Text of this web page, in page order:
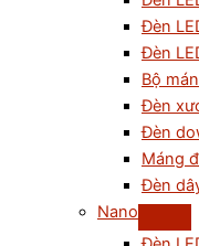
Đèn
Đèn
Bộ
Đèn
Đèn
Máng
Đèn
Nano